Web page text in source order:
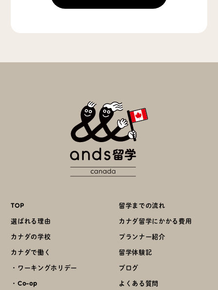
TOP
選ばれる理由
カナダの学校
カナダで働く
・ワーキングホリデー
・Co-op
留学までの流れ
カナダ留学にかかる費用
プランナー紹介
留学体験記
ブログ
よくある質問